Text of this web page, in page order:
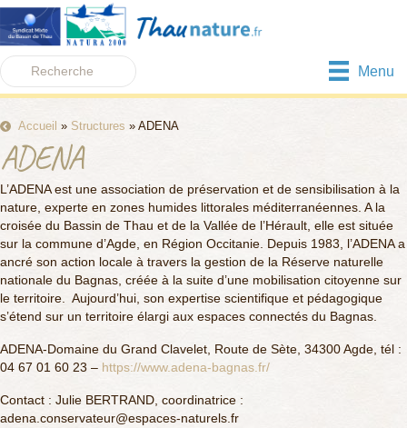
Menu
Accueil » Structures » ADENA
ADENA
L’ADENA est une association de préservation et de sensibilisation à la
nature, experte en zones humides littorales méditerranéennes. A la
croisée du Bassin de Thau et de la Vallée de l’Hérault, elle est située
sur la commune d’Agde, en Région Occitanie. Depuis 1983, l’ADENA a
ancré son action locale à travers la gestion de la Réserve naturelle
nationale du Bagnas, créée à la suite d’une mobilisation citoyenne sur
le territoire. Aujourd’hui, son expertise scientifique et pédagogique
s’étend sur un territoire élargi aux espaces connectés du Bagnas.
ADENA-Domaine du Grand Clavelet, Route de Sète, 34300 Agde, tél :
04 67 01 60 23 – https://www.adena-bagnas.fr/
Contact : Julie BERTRAND, coordinatrice :
adena.conservateur@espaces-naturels.fr